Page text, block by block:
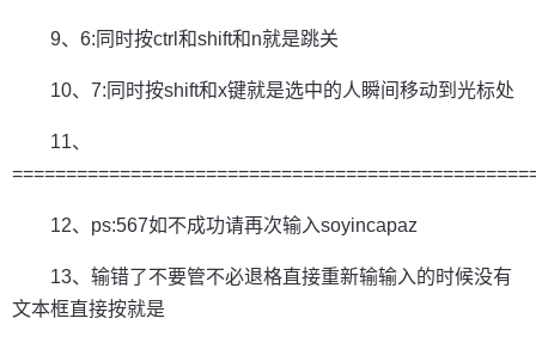
9、6:同时按ctrl和shift和n就是跳关
10、7:同时按shift和x键就是选中的人瞬间移动到光标处
11、
12、ps:567如不成功请再次输入soyincapaz
13、输错了不要管不必退格直接重新输输入的时候没有
文本框直接按就是